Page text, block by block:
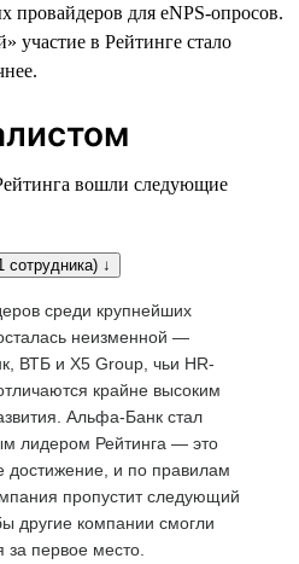
провайдеров для eNPS-опросов.
участие в Рейтинге стало
вошли следующие
сотрудника) ↓
среди крупнейших
неизменной —
ВТБ и X5 Group, чьи HR-
крайне высоким
Альфа-Банк стал
лидером Рейтинга — это
достижение, и по правилам
пропустит следующий
другие компании смогли
за первое место.